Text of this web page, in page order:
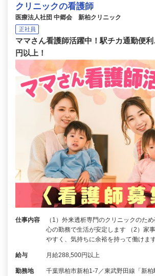
クリニックの看護師
医療法人社団 中郷会 新柏クリニック
正社員
ママさん看護師活躍中！駅チカ通勤便
円以上！
仕事内容
（1）外来透析専門のクリニックのた
心の勤務で生活が安定します （2）家
やすく、気持ちに余裕を持って働けま
給与 月給288,500円以上
勤務地
千葉県柏市新柏1-7／東武野田線「新柏